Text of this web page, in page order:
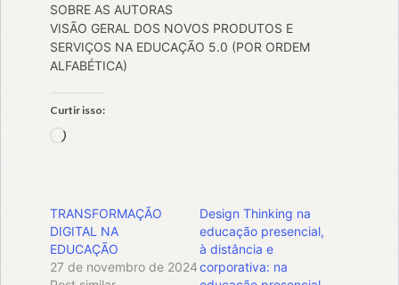
SOBRE AS AUTORAS
VISÃO GERAL DOS NOVOS PRODUTOS E
SERVIÇOS NA EDUCAÇÃO 5.0 (POR ORDEM
ALFABÉTICA)
Curtir isso:
Carregando...
TRANSFORMAÇÃO
DIGITAL NA
EDUCAÇÃO
27 de novembro de 2024
Design Thinking na
educação presencial,
à distância e
corporativa: na